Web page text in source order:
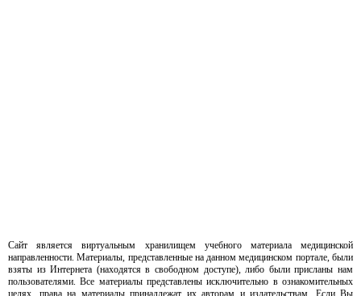
Сайт является виртуальным хранилищем учебного материала медицинской
направленности. Материалы, представленные на данном медицинском портале, были
взяты из Интернета (находятся в свободном доступе), либо были присланы нам
пользователями. Все материалы представлены исключительно в ознакомительных
целях, права на материалы принадлежат их авторам и издательствам. Если Вы